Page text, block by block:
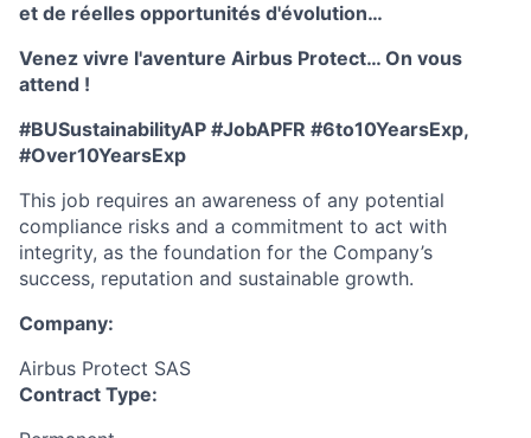
et de réelles opportunités d'évolution…
Venez vivre l'aventure Airbus Protect… On vous
attend !
#BUSustainabilityAP #JobAPFR #6to10YearsExp,
#Over10YearsExp
This job requires an awareness of any potential
compliance risks and a commitment to act with
integrity, as the foundation for the Company’s
success, reputation and sustainable growth.
Company:
Airbus Protect SAS
Contract Type: